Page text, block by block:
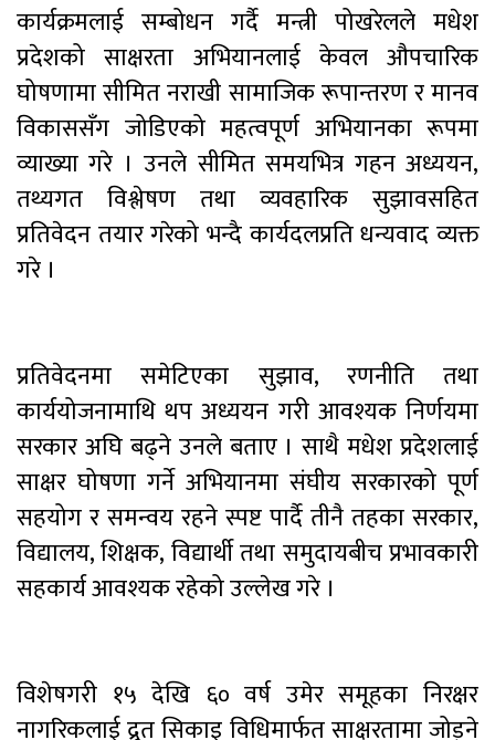
कार्यक्रमलाई सम्बोधन गर्दै मन्त्री पोखरेलले मधेश
प्रदेशको साक्षरता अभियानलाई केवल औपचारिक
घोषणामा सीमित नराखी सामाजिक रूपान्तरण र मानव
विकाससँग जोडिएको महत्वपूर्ण अभियानका रूपमा
व्याख्या गरे । उनले सीमित समयभित्र गहन अध्ययन,
तथ्यगत विश्लेषण तथा व्यवहारिक सुझावसहित
प्रतिवेदन तयार गरेको भन्दै कार्यदलप्रति धन्यवाद व्यक्त
गरे ।
प्रतिवेदनमा समेटिएका सुझाव, रणनीति तथा
कार्ययोजनामाथि थप अध्ययन गरी आवश्यक निर्णयमा
सरकार अघि बढ्ने उनले बताए । साथै मधेश प्रदेशलाई
साक्षर घोषणा गर्ने अभियानमा संघीय सरकारको पूर्ण
सहयोग र समन्वय रहने स्पष्ट पार्दै तीनै तहका सरकार,
विद्यालय, शिक्षक, विद्यार्थी तथा समुदायबीच प्रभावकारी
सहकार्य आवश्यक रहेको उल्लेख गरे ।
विशेषगरी १५ देखि ६० वर्ष उमेर समूहका निरक्षर
नागरिकलाई द्रुत सिकाइ विधिमार्फत साक्षरतामा जोड्ने